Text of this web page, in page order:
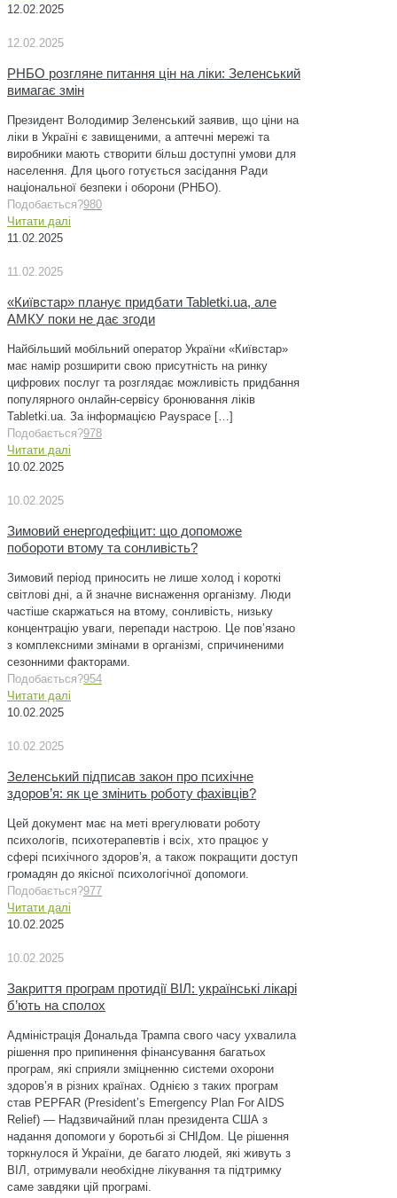
12.02.2025
12.02.2025
РНБО розгляне питання цін на ліки: Зеленський
вимагає змін
Президент Володимир Зеленський заявив, що ціни на
ліки в Україні є завищеними, а аптечні мережі та
виробники мають створити більш доступні умови для
населення. Для цього готується засідання Ради
національної безпеки і оборони (РНБО).
Подобається?980
Читати далі
11.02.2025
11.02.2025
«Київстар» планує придбати Tabletki.ua, але
АМКУ поки не дає згоди
Найбільший мобільний оператор України «Київстар»
має намір розширити свою присутність на ринку
цифрових послуг та розглядає можливість придбання
популярного онлайн-сервісу бронювання ліків
Tabletki.ua. За інформацією Payspace […]
Подобається?978
Читати далі
10.02.2025
10.02.2025
Зимовий енергодефіцит: що допоможе
побороти втому та сонливість?
Зимовий період приносить не лише холод і короткі
світлові дні, а й значне виснаження організму. Люди
частіше скаржаться на втому, сонливість, низьку
концентрацію уваги, перепади настрою. Це пов’язано
з комплексними змінами в організмі, спричиненими
сезонними факторами.
Подобається?954
Читати далі
10.02.2025
10.02.2025
Зеленський підписав закон про психічне
здоров’я: як це змінить роботу фахівців?
Цей документ має на меті врегулювати роботу
психологів, психотерапевтів і всіх, хто працює у
сфері психічного здоров’я, а також покращити доступ
громадян до якісної психологічної допомоги.
Подобається?977
Читати далі
10.02.2025
10.02.2025
Закриття програм протидії ВІЛ: українські лікарі
б’ють на сполох
Адміністрація Дональда Трампа свого часу ухвалила
рішення про припинення фінансування багатьох
програм, які сприяли зміцненню системи охорони
здоров’я в різних країнах. Однією з таких програм
став PEPFAR (President’s Emergency Plan For AIDS
Relief) — Надзвичайний план президента США з
надання допомоги у боротьбі зі СНІДом. Це рішення
торкнулося й України, де багато людей, які живуть з
ВІЛ, отримували необхідне лікування та підтримку
саме завдяки цій програмі.